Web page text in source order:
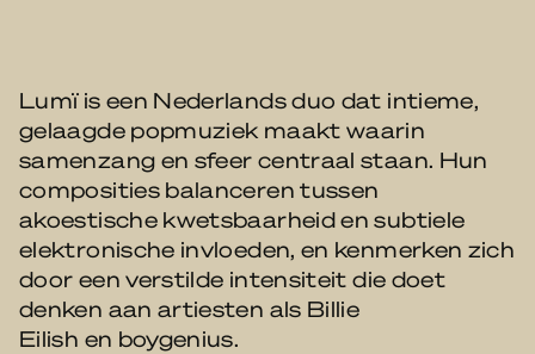
Lumï is een Nederlands duo dat intieme,
gelaagde popmuziek maakt waarin
samenzang en sfeer centraal staan. Hun
composities balanceren tussen
akoestische kwetsbaarheid en subtiele
elektronische invloeden, en kenmerken zich
door een verstilde intensiteit die doet
denken aan artiesten als Billie
Eilish en boygenius.